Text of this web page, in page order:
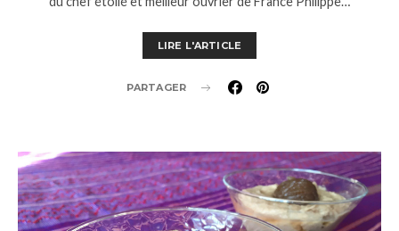
LIRE L'ARTICLE
PARTAGER